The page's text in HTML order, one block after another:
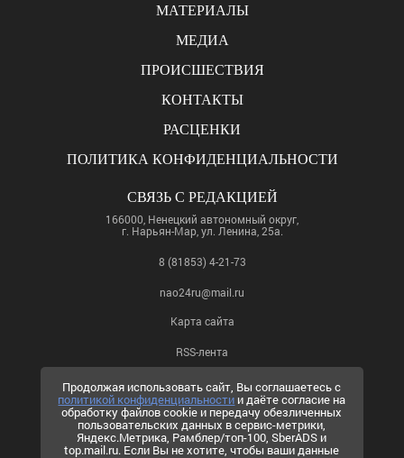
Продолжая использовать сайт, Вы соглашаетесь с
политикой конфиденциальности и даёте согласие на
обработку файлов cookie и передачу обезличенных
пользовательских данных в сервис-метрики,
Яндекс.Метрика, Рамблер/топ-100, SberADS и
top.mail.ru. Если Вы не хотите, чтобы ваши данные
МАТЕРИАЛЫ
МЕДИА
ПРОИСШЕСТВИЯ
КОНТАКТЫ
РАСЦЕНКИ
ПОЛИТИКА КОНФИДЕНЦИАЛЬНОСТИ
СВЯЗЬ С РЕДАКЦИЕЙ
166000, Ненецкий автономный округ,
г. Нарьян-Мар, ул. Ленина, 25а.
8 (81853) 4-21-73
nao24ru@mail.ru
Карта сайта
RSS-лента
ПО ВОПРОСАМ РЕКЛАМЫ
8 (81853) 4-63-61
nao24ru@mail.ru
info@nao24.ru